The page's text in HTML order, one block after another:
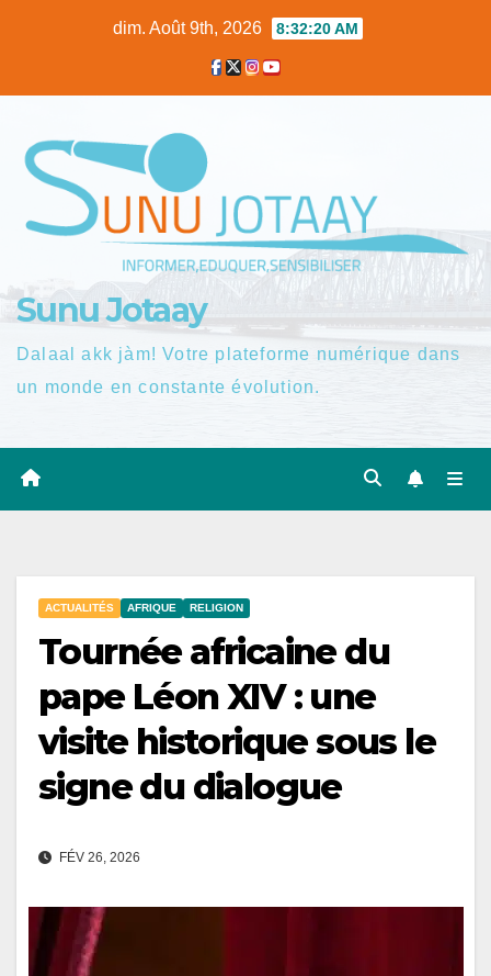
dim. Août 9th, 2026 8:32:21 AM
Sunu Jotaay
Dalaal akk jàm! Votre plateforme numérique dans
un monde en constante évolution.
ACTUALITÉS AFRIQUE RELIGION
Tournée africaine du
pape Léon XIV : une
visite historique sous le
signe du dialogue
FÉV 26, 2026